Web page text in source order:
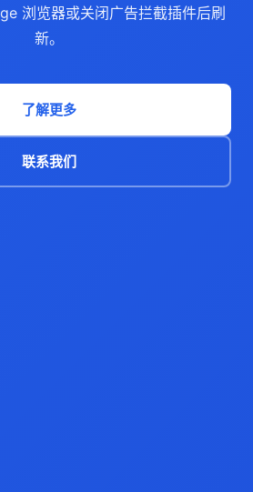
浏览器或关闭广告拦截插件后刷
新。
了解更多
联系我们